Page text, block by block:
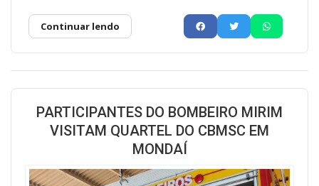
Continuar lendo
PARTICIPANTES DO BOMBEIRO MIRIM
VISITAM QUARTEL DO CBMSC EM
MONDAÍ